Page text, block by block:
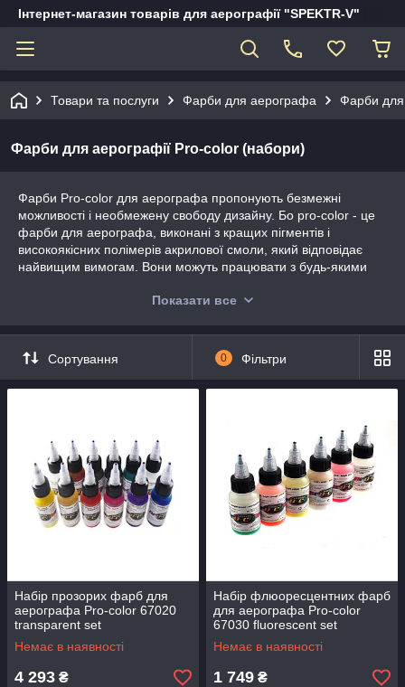
Інтернет-магазин товарів для аерографії "SPEKTR-V"
Товари та послуги Фарби для аерографа Фарби для
Фарби для аерографії Pro-color (набори)
Фарби Pro-color для аерографа пропонують безмежні
можливості і необмежену свободу дизайну. Бо pro-color - це
фарби для аерографа, виконані з кращих пігментів і
високоякісних полімерів акрилової смоли, який відповідає
найвищим вимогам. Вони можуть працювати з будь-якими
проблем. Надзвичайно тонка пігментація забезпечує гарну
(виготовлення моделей), пластику та металу і ідеально
підходить для ілюстрації - виготовлення моделей - текстилю -
фарбування на замовлення та багато іншого.
-відмінний блиск
-відмінну змішуваність
-високу продуктивність
-приємний запах
Показати все
Сортування 0 Фільтри
Набір прозорих фарб для
аерографа Pro-color 67020
transparent set
Немає в наявності
4 293 ₴
Набір флюоресцентних фарб
для аерографа Pro-color
67030 fluorescent set
Немає в наявності
1 749 ₴